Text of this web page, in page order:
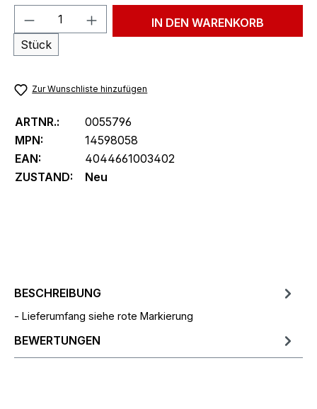
Produkt Anzahl: Gib den
Stück
IN DEN WARENKORB
Zur Wunschliste hinzufügen
ARTNR.:
0055796
MPN:
14598058
EAN:
4044661003402
ZUSTAND:
Neu
BESCHREIBUNG
- Lieferumfang siehe rote Markierung
BEWERTUNGEN